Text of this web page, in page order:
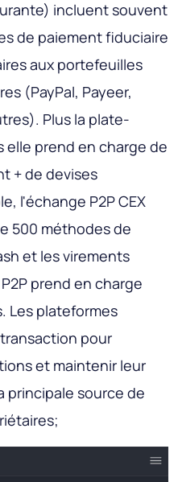
incluent souvent
de paiement fiduciaire
aux portefeuilles
(PayPal, Payeer,
Plus la plate-
elle prend en charge de
+ de devises
l'échange P2P CEX
500 méthodes de
et les virements
prend en charge
Les plateformes
pour
et maintenir leur
principale source de